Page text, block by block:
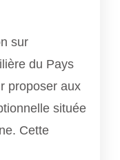
sur
du Pays
proposer aux
située
Cette